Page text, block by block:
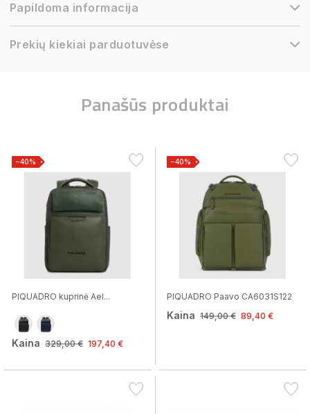
Papildoma informacija
Prekių kiekiai parduotuvėse
Panašūs produktai
−40%
PIQUADRO kuprinė Ael...
Kaina 329,00 € 197,40 €
−40%
PIQUADRO Paavo CA6031S122
Kaina 149,00 € 89,40 €